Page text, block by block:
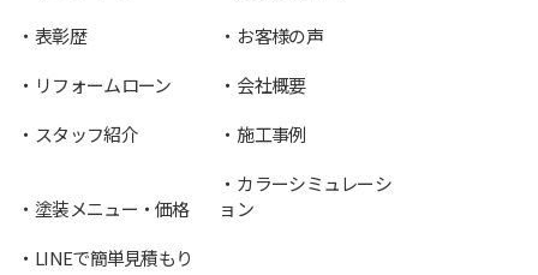
表彰歴
お客様の声
リフォームローン
会社概要
スタッフ紹介
施工事例
塗装メニュー・価格
カラーシミュレーシ
ョン
LINEで簡単見積もり